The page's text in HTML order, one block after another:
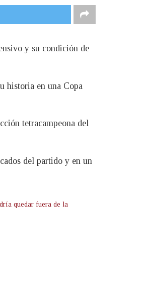
y su condición de
historia en una Copa
tetracampeona del
del partido y en un
quedar fuera de la